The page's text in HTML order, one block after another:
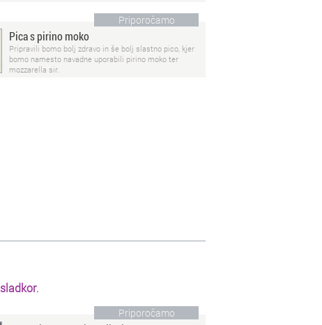
Priporočamo
Pica s pirino moko
Pripravili bomo bolj zdravo in še bolj slastno pico, kjer
bomo namesto navadne uporabili pirino moko ter
mozzarella sir.
sladkor.
Priporočamo